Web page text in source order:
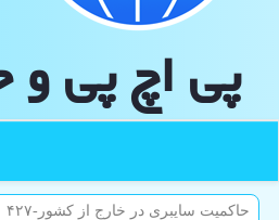
پی اچ پی و
حاكمیت سایبری در خارج از كشور-۴۲۷